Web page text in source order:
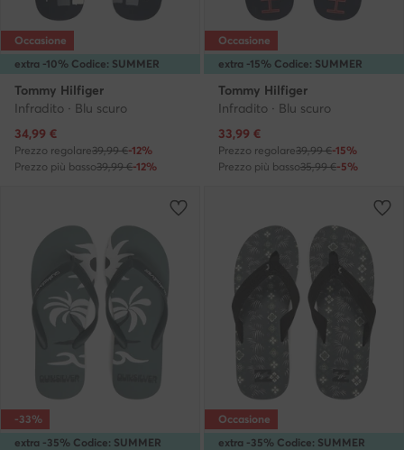
extra -10% Codice: SUMMER
Occasione
Tommy Hilfiger
Infradito · Blu scuro
Prezzo attuale
34,99 €
Prezzo regolare39,99 €-12%
Prezzo più basso39,99 €-12%
extra -15% Codice: SUMMER
Occasione
Tommy Hilfiger
Infradito · Blu scuro
Prezzo attuale
33,99 €
Prezzo regolare39,99 €-15%
Prezzo più basso35,99 €-5%
extra -35% Codice: SUMMER
-33%
extra -35% Codice: SUMMER
Occasione